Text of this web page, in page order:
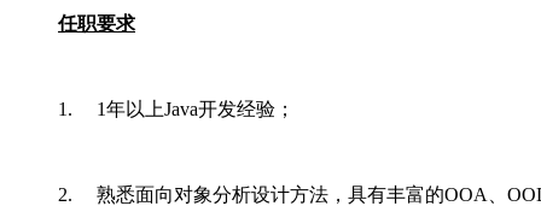
任职要求
1. 1年以上Java开发经验；
2. 熟悉面向对象分析设计方法，具有丰富的OOA、